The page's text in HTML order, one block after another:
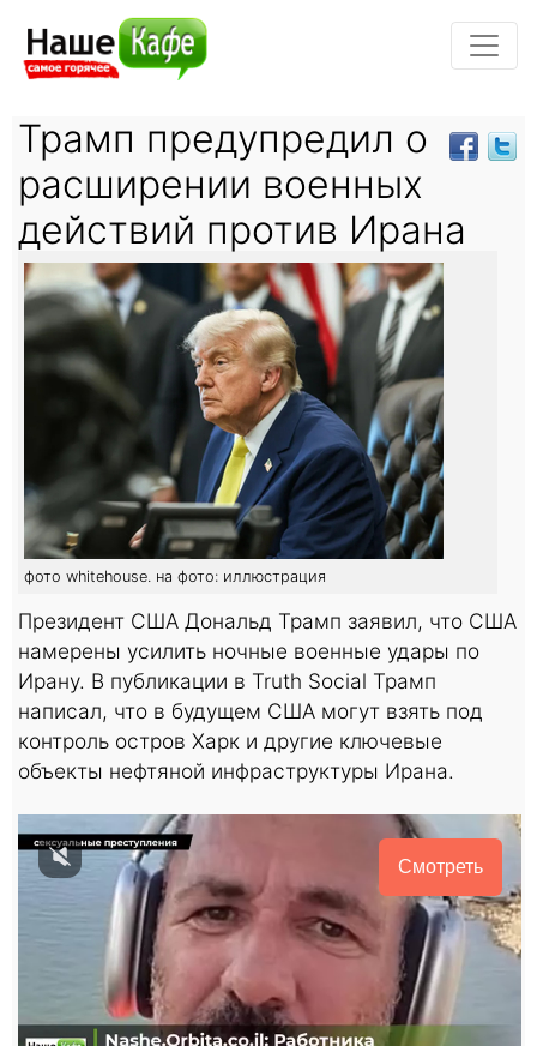
Трамп предупредил о
расширении военных
действий против Ирана
фото whitehouse. на фото: иллюстрация
Президент США Дональд Трамп заявил, что США
намерены усилить ночные военные удары по
Ирану. В публикации в Truth Social Трамп
написал, что в будущем США могут взять под
контроль остров Харк и другие ключевые
объекты нефтяной инфраструктуры Ирана.
Смотреть